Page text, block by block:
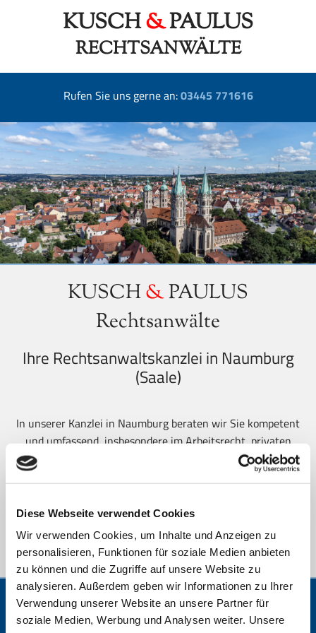
Diese Webseite verwendet Cookies
Wir verwenden Cookies, um Inhalte und Anzeigen zu
personalisieren, Funktionen für soziale Medien anbieten
zu können und die Zugriffe auf unsere Website zu
analysieren. Außerdem geben wir Informationen zu Ihrer
Verwendung unserer Website an unsere Partner für
soziale Medien, Werbung und Analysen weiter. Unsere
KUSCH&PAULUS
RECHTSANWÄLTE
Rufen Sie uns gerne an:03445 771616
KUSCH&PAULUS
Rechtsanwälte
Ihre Rechtsanwaltskanzlei in Naumburg
(Saale)
In unserer Kanzlei in Naumburg beraten wir Sie kompetent
und umfassend, insbesondere im Arbeitsrecht, privaten
Baurecht, Familienrecht, Sozialrecht und Verkehrsrecht.
Wir bieten Ihnen hoch qua­li­fi­zier­te juris­ti­sche Arbeit sowie
vertrauensvolle Zusammenarbeit sehr wichtig.
Vereinbaren Sie gerne einen Termin.
Gert Paulus, Rechtsanwalt
Fachanwalt für Familienrecht